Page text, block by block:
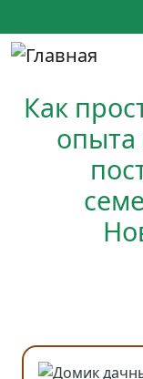
Как
опыта